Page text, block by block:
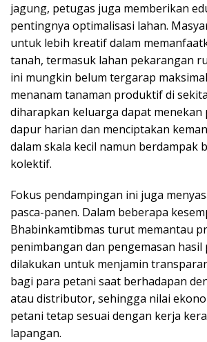
jagung, petugas juga memberikan
pentingnya optimalisasi lahan.
untuk lebih kreatif dalam
tanah, termasuk lahan pekarangan
ini mungkin belum tergarap
menanam tanaman produktif di
diharapkan keluarga dapat menekan
dapur harian dan menciptakan
dalam skala kecil namun berdampak
kolektif.
Fokus pendampingan ini juga
pasca-panen. Dalam beberapa
Bhabinkamtibmas turut memantau
penimbangan dan pengemasan hasil
dilakukan untuk menjamin
bagi para petani saat berhadapan
atau distributor, sehingga nilai
petani tetap sesuai dengan kerja
lapangan.